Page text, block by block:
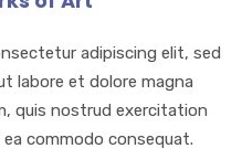
adipiscing elit, sed
labore et dolore magna
quis nostrud exercitation
commodo consequat.